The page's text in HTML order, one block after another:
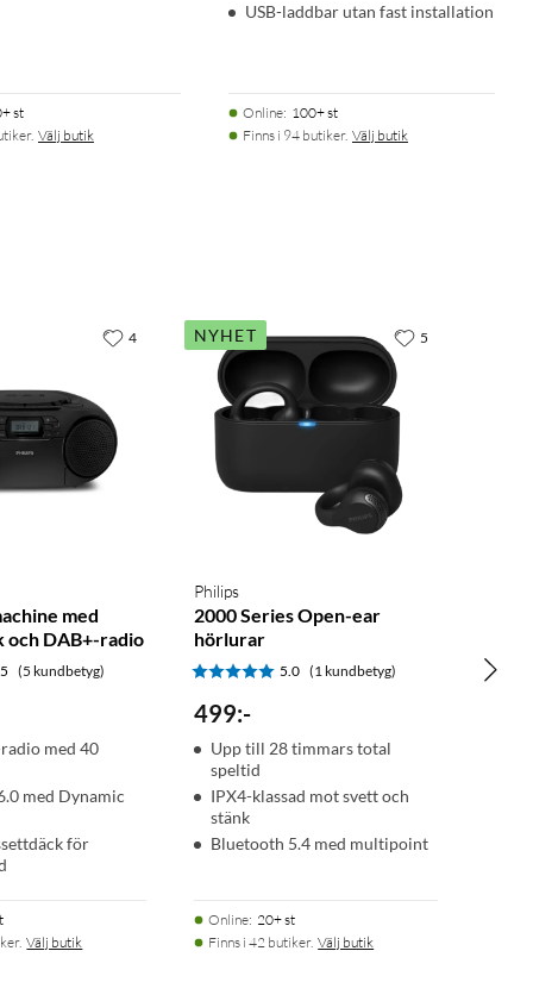
st
Välj butik
USB-laddbar utan fast installation
Online: 100+ st
Finns i 94 butiker. Välj butik
med
och DAB+-radio
(5 kundbetyg)
med 40
med Dynamic
för
Välj butik
4 NYHET
Philips
2000 Series Open-ear
hörlurar
5.0 (1 kundbetyg)
499:-
Upp till 28 timmars total
speltid
IPX4-klassad mot svett och
stänk
Bluetooth 5.4 med multipoint
Online: 20+ st
Finns i 42 butiker. Välj butik
5